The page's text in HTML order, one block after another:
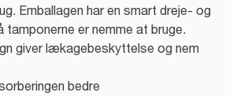
Emballagen har en smart dreje- og
tamponerne er nemme at bruge.
giver lækagebeskyttelse og nem
bedre